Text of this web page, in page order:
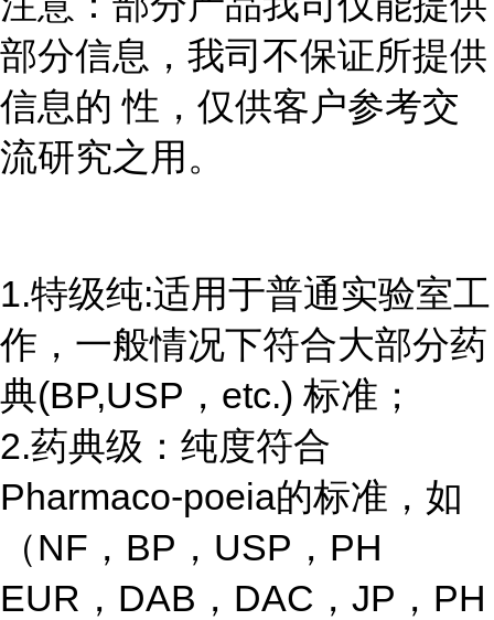
部分信息，我司不保证所提供
信息的 性，仅供客户参考交
流研究之用。
1.特级纯:适用于普通实验室工
作，一般情况下符合大部分药
典(BP,USP，etc.) 标准；
2.药典级：纯度符合
Pharmaco-poeia的标准，如
（NF，BP，USP，PH
EUR，DAB，DAC，JP，PH